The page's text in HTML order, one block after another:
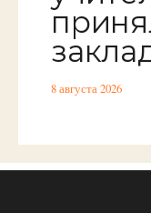
8 августа 2026